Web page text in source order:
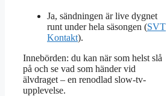
Ja, sändningen är live dygnet
runt under hela säsongen (SVT
Kontakt).
Innebörden: du kan när som helst slå
på och se vad som händer vid
älvdraget – en renodlad slow-tv-
upplevelse.